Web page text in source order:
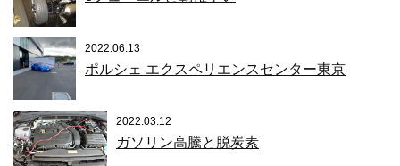
2022.06.13
ポルシェ エクスペリエンスセンター東京
2022.03.12
ガソリン高騰と脱炭素